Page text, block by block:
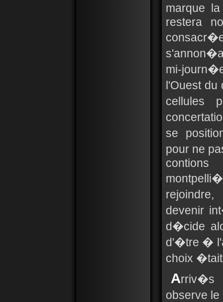
marque
restera
mi-
l'Ouest
cellules
se
pour ne
devenir
d�cide
d'�tre �
choix
Arriv�s
observe